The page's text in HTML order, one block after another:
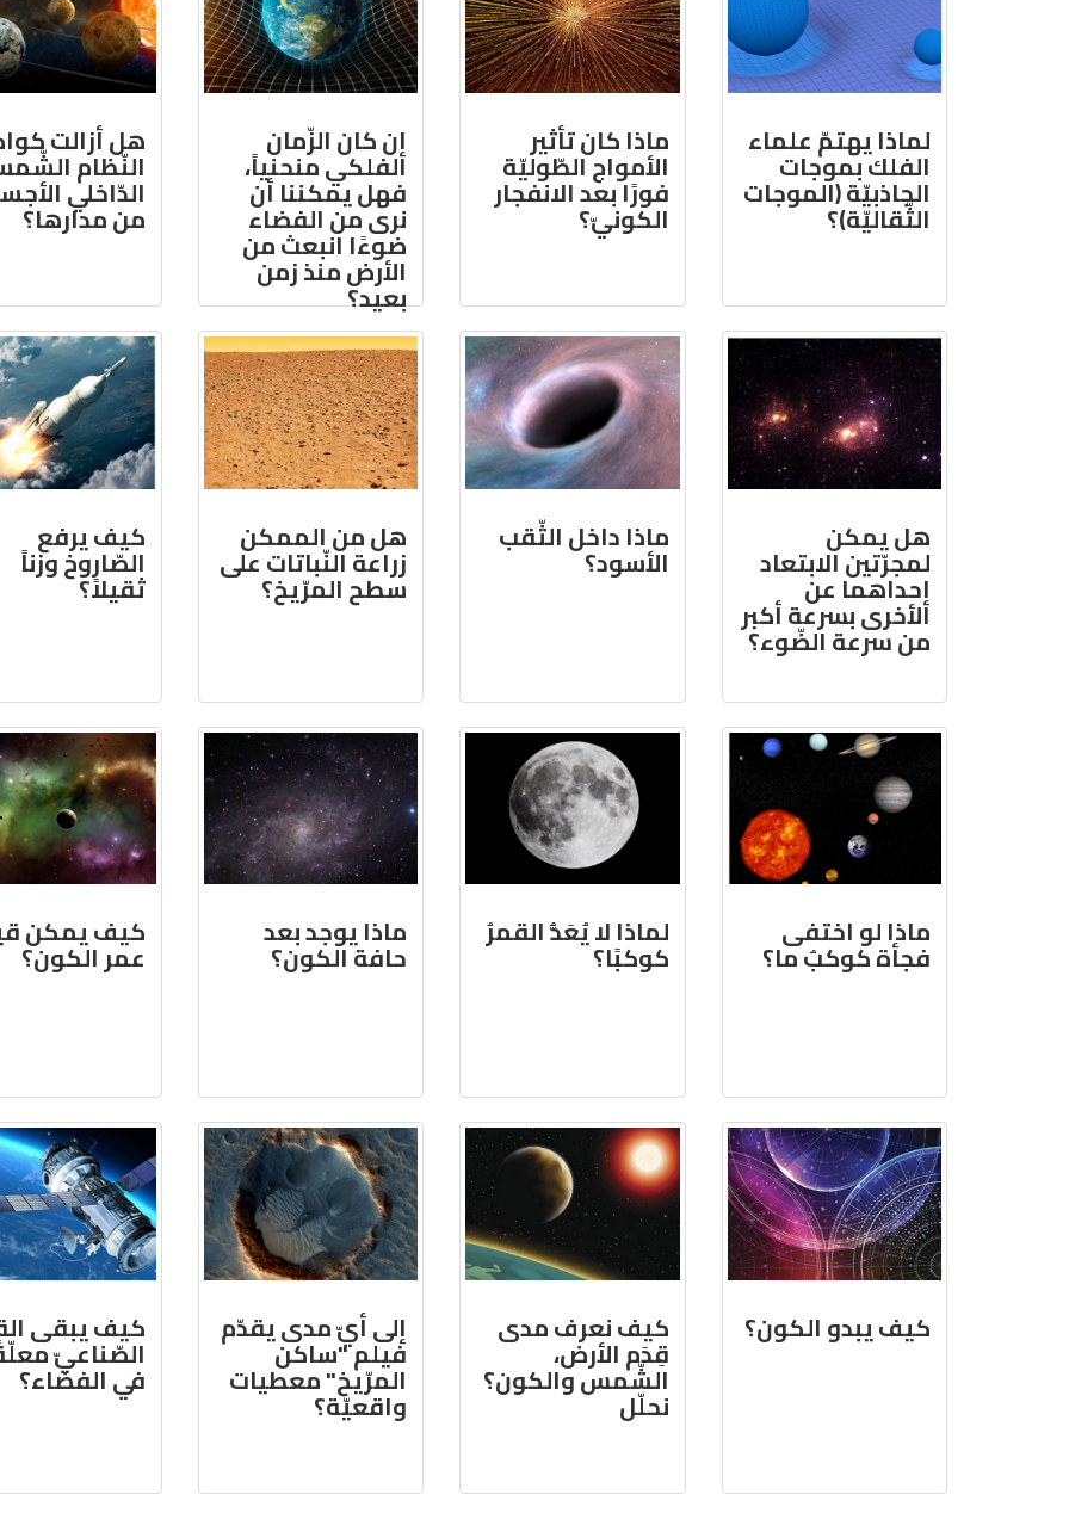
لماذا يهتمّ علماء
الفلك بموجات
الجاذبيّة (الموجات
الثّقاليّة)؟
ماذا كان تأثير
الأمواج الطّوليّة
فورًا بعد الانفجار
الكونيّ؟
إن كان الزّمان
الفلكي منحنياً،
فهل يمكننا أن
نرى من الفضاء
ضوءًا انبعث من
الأرض منذ زمن
بعيد؟
هل أزالت
النّظام
الدّاخلي
من مدارها؟
هل يمكن
لمجرّتين الابتعاد
إحداهما عن
الأخرى بسرعة أكبر
من سرعة الضّوء؟
ماذا داخل الثّقب
الأسود؟
هل من الممكن
زراعة النّباتات على
سطح المرّيخ؟
كيف يرفع
الصّاروخ وزناً
ثقيلاً؟
ماذا لو اختفى
فجأة كوكبٌ ما؟
لماذا لا يُعَدُّ القمرُ
كوكبًا؟
ماذا يوجد بعد
حافة الكون؟
كيف يمكن
عمر الكون؟
كيف يبدو الكون؟ كيف نعرف مدى
قِدَم الأرض،
الشّمس والكون؟
نحلّل
إلى أيّ مدى يقدّم
فيلم "ساكن
المرّيخ" معطيات
واقعيّة؟
كيف يبقى
الصّناعيّ
في الفضاء؟